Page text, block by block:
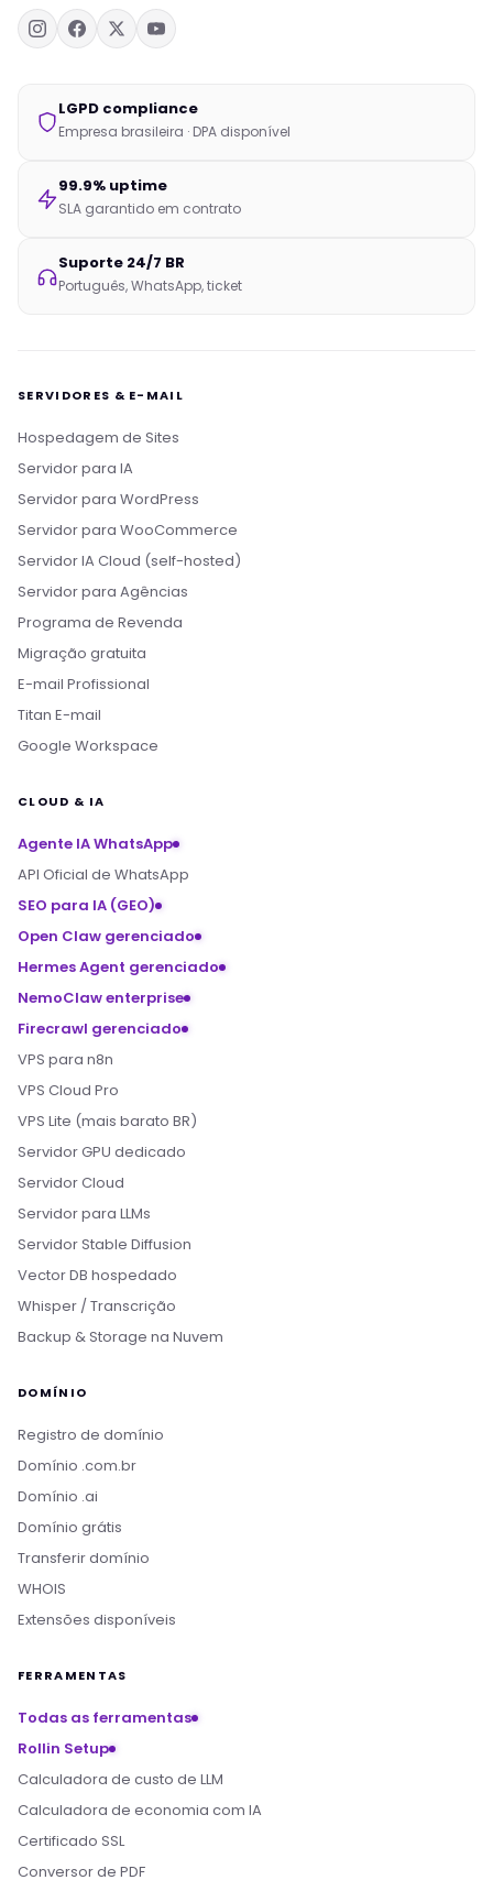
LGPD compliance
Empresa brasileira · DPA disponível
99.9% uptime
SLA garantido em contrato
Suporte 24/7 BR
Português, WhatsApp, ticket
SERVIDORES & E-MAIL
Hospedagem de Sites
Servidor para IA
Servidor para WordPress
Servidor para WooCommerce
Servidor IA Cloud (self-hosted)
Servidor para Agências
Programa de Revenda
Migração gratuita
E-mail Profissional
Titan E-mail
Google Workspace
CLOUD & IA
Agente IA WhatsApp
API Oficial de WhatsApp
SEO para IA (GEO)
Open Claw gerenciado
Hermes Agent gerenciado
NemoClaw enterprise
Firecrawl gerenciado
VPS para n8n
VPS Cloud Pro
VPS Lite (mais barato BR)
Servidor GPU dedicado
Servidor Cloud
Servidor para LLMs
Servidor Stable Diffusion
Vector DB hospedado
Whisper / Transcrição
Backup & Storage na Nuvem
DOMÍNIO
Registro de domínio
Domínio .com.br
Domínio .ai
Domínio grátis
Transferir domínio
WHOIS
Extensões disponíveis
FERRAMENTAS
Todas as ferramentas
Rollin Setup
Calculadora de custo de LLM
Calculadora de economia com IA
Certificado SSL
Conversor de PDF